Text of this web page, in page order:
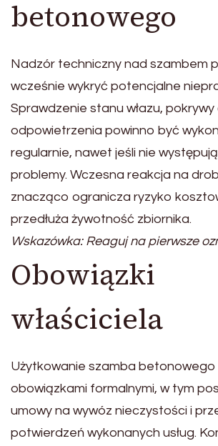
betonowego
Nadzór techniczny nad szambem
wcześnie wykryć potencjalne
Sprawdzenie stanu włazu, pokrywy
odpowietrzenia powinno być
regularnie, nawet jeśli nie
problemy. Wczesna reakcja na
znacząco ogranicza ryzyko
przedłuża żywotność zbiornika.
Wskazówka: Reaguj na pierwsze
Obowiązki
właściciela
Użytkowanie szamba betonowego
obowiązkami formalnymi, w tym
umowy na wywóz nieczystości i
potwierdzeń wykonanych usług.